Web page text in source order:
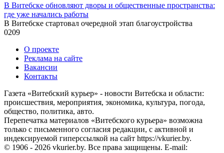
В Витебске обновляют дворы и общественные пространства:
где уже начались работы
В Витебске стартовал очередной этап благоустройства
0209
О проекте
Реклама на сайте
Вакансии
Контакты
Газета «Витебский курьер» - новости Витебска и области:
происшествия, мероприятия, экономика, культура, погода,
общество, политика, авто.
Перепечатка материалов «Витебского курьера» возможна
только с письменного согласия редакции, с активной и
индексируемой гиперссылкой на сайт https://vkurier.by.
© 1906 - 2026 vkurier.by. Все права защищены. E-mail: